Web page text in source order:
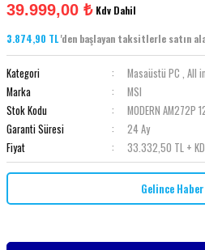
39.999,00 ₺ Kdv Dahil
3.874,90 TL'den başlayan taksitlerle satın
Kategori Masaüstü PC , All
Marka
MSI
Stok Kodu
MODERN AM272P
Garanti Süresi
24 Ay
Fiyat
33.332,50 TL +
Gelince